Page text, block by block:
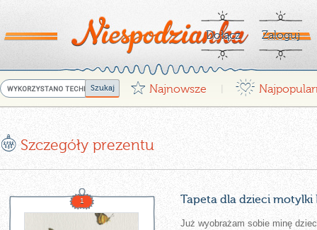
Dołącz Zaloguj
G Najnowsze ¤
E Szczegóły prezentu
1 Tapeta dla dzieci motylki
Już wyobrażam sobie minę